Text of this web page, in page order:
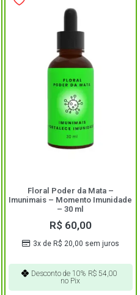
Floral Poder da Mata –
Imunimais – Momento Imunidade
– 30 ml
R$60,00
3x de R$ 20,00 sem juros
Desconto de 10% R$54,00
no Pix